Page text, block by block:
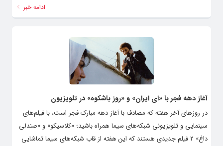
ادامه خبر
آغاز دهه‌ فجر با «ای ایران» و «روز باشکوه» در تلویزیون
در روزهای آخر هفته که مصادف با آغاز دهه مبارک فجر است، با فیلم‌های
سینمایی و تلویزیونی شبکه‌های سیما همراه باشید؛ «کلاسیکو» و «صندلی
داغ» ۲ فیلم جدیدی هستند که این هفته از قاب شبکه‌های سیما تماشایی